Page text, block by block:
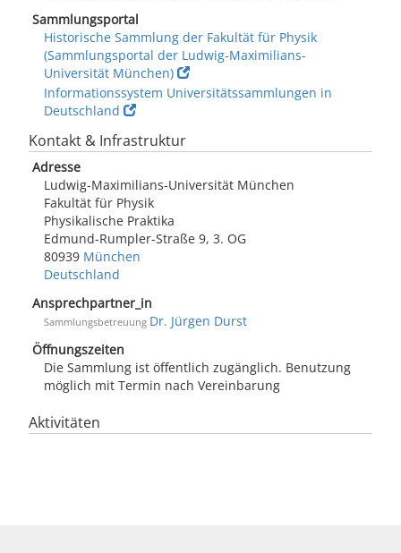
Sammlungsportal
Historische Sammlung der Fakultät für Physik
(Sammlungsportal der Ludwig-Maximilians-
Universität München)
Informationssystem Universitätssammlungen in
Deutschland
Kontakt & Infrastruktur
Adresse
Ludwig-Maximilians-Universität München
Fakultät für Physik
Physikalische Praktika
Edmund-Rumpler-Straße 9, 3. OG
80939 München
Deutschland
Ansprechpartner_in
Sammlungsbetreuung Dr. Jürgen Durst
Öffnungszeiten
Die Sammlung ist öffentlich zugänglich. Benutzung
möglich mit Termin nach Vereinbarung
Aktivitäten